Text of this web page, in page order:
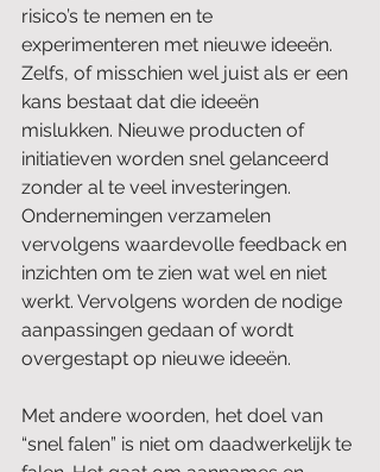
risico’s te nemen en te
experimenteren met nieuwe ideeën.
Zelfs, of misschien wel juist als er een
kans bestaat dat die ideeën
mislukken. Nieuwe producten of
initiatieven worden snel gelanceerd
zonder al te veel investeringen.
Ondernemingen verzamelen
vervolgens waardevolle feedback en
inzichten om te zien wat wel en niet
werkt. Vervolgens worden de nodige
aanpassingen gedaan of wordt
overgestapt op nieuwe ideeën.
Met andere woorden, het doel van
“snel falen” is niet om daadwerkelijk te